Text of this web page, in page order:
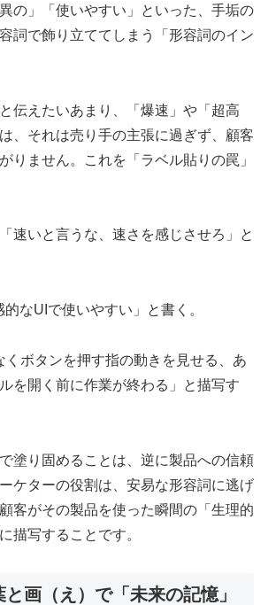
の」「使いやすい」といった、手垢の
詞で飾り立ててしまう「形容詞のイン
伝えたいあまり、「爆速」や「超高
、それは売り手の主張に過ぎず、顧客
りません。これを「ラベル貼りの罠」
速いと言うな、速さを感じさせろ」と
なUIで使いやすい」と書く。
くボタンを押す指の動きを見せる、あ
を開く前に作業が終わる」と描写す
塗り固めることは、逆に製品への信頼
ケターの役割は、安易な形容詞に逃げ
客がその製品を使った瞬間の「生理的
描写することです。
画（え）で「未来の記憶」